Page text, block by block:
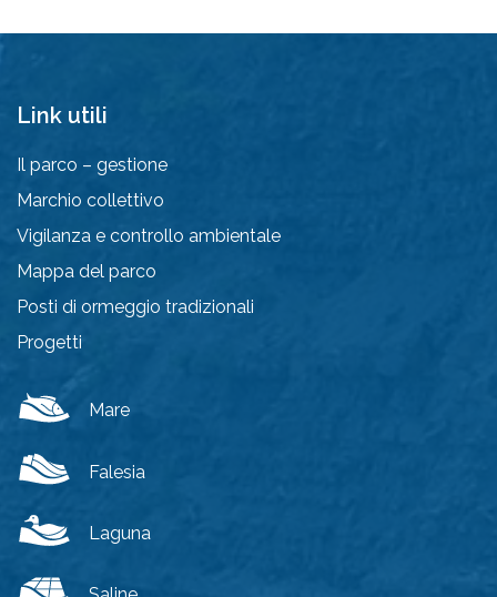
Link utili
Il parco – gestione
Marchio collettivo
Vigilanza e controllo ambientale
Mappa del parco
Posti di ormeggio tradizionali
Progetti
Mare
Falesia
Laguna